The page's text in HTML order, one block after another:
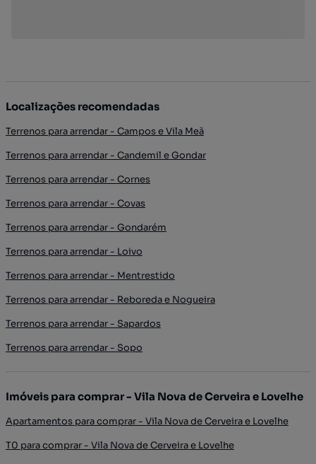
Localizações recomendadas
Terrenos para arrendar - Campos e Vila Meã
Terrenos para arrendar - Candemil e Gondar
Terrenos para arrendar - Cornes
Terrenos para arrendar - Covas
Terrenos para arrendar - Gondarém
Terrenos para arrendar - Loivo
Terrenos para arrendar - Mentrestido
Terrenos para arrendar - Reboreda e Nogueira
Terrenos para arrendar - Sapardos
Terrenos para arrendar - Sopo
Imóveis para comprar - Vila Nova de Cerveira e Lovelhe
Apartamentos para comprar - Vila Nova de Cerveira e Lovelhe
T0 para comprar - Vila Nova de Cerveira e Lovelhe